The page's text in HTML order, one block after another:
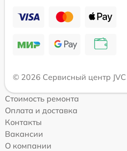
© 2026 Сервисный центр JVC
Стоимость ремонта
Оплата и доставка
Контакты
Вакансии
О компании